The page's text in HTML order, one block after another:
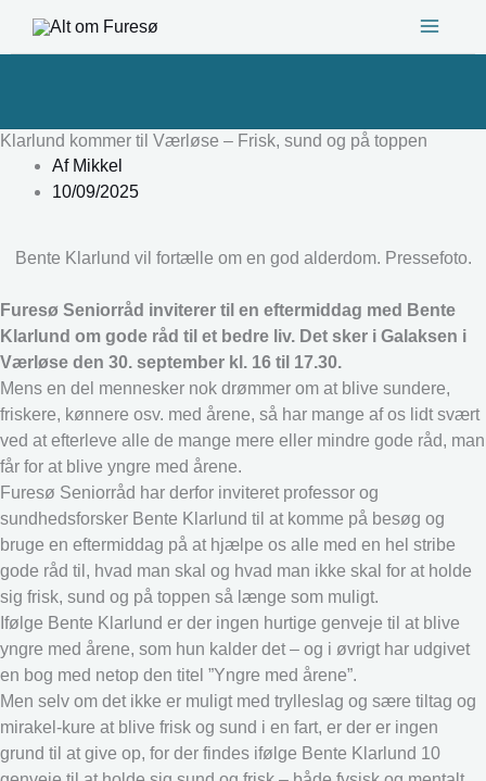
Klarlund kommer til Værløse – Frisk, sund og på toppen
AfMikkel
10/09/2025
Bente Klarlund vil fortælle om en god alderdom. Pressefoto.
Furesø Seniorråd inviterer til en eftermiddag med Bente
Klarlund om gode råd til et bedre liv. Det sker i Galaksen i
Værløse den 30. september kl. 16 til 17.30.
Mens en del mennesker nok drømmer om at blive sundere,
friskere, kønnere osv. med årene, så har mange af os lidt svært
ved at efterleve alle de mange mere eller mindre gode råd, man
får for at blive yngre med årene.
Furesø Seniorråd har derfor inviteret professor og
sundhedsforsker Bente Klarlund til at komme på besøg og
bruge en eftermiddag på at hjælpe os alle med en hel stribe
gode råd til, hvad man skal og hvad man ikke skal for at holde
sig frisk, sund og på toppen så længe som muligt.
Ifølge Bente Klarlund er der ingen hurtige genveje til at blive
yngre med årene, som hun kalder det – og i øvrigt har udgivet
en bog med netop den titel ”Yngre med årene”.
Men selv om det ikke er muligt med trylleslag og sære tiltag og
mirakel-kure at blive frisk og sund i en fart, er der er ingen
grund til at give op, for der findes ifølge Bente Klarlund 10